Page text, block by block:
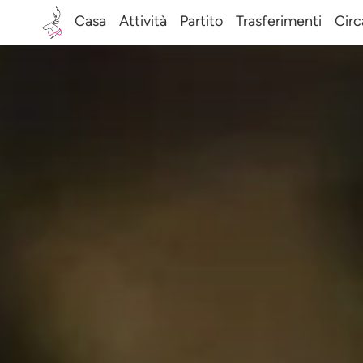
Casa Attività Partito Trasferimenti